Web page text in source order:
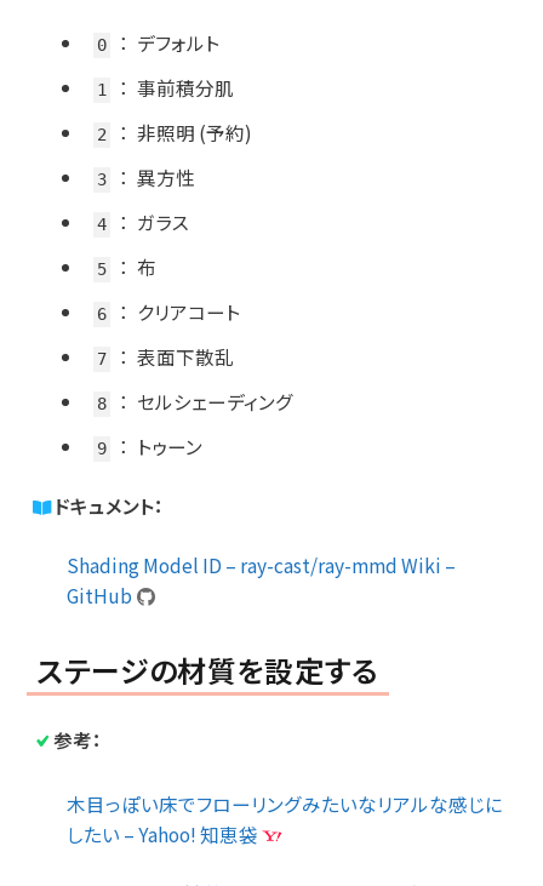
0 ： デフォルト
1 ： 事前積分肌
2 ： 非照明 (予約)
3 ： 異方性
4 ： ガラス
5 ： 布
6 ： クリアコート
7 ： 表面下散乱
8 ： セルシェーディング
9 ： トゥーン
ドキュメント：
Shading Model ID – ray-cast/ray-mmd Wiki –
GitHub
ステージの材質を設定する
参考：
木目っぽい床でフローリングみたいなリアルな感じに
したい – Yahoo! 知恵袋